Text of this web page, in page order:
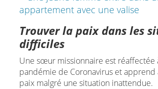
Trouver la paix dans les
difficiles
Une sœur missionnaire est réaffectée
pandémie de Coronavirus et apprend
paix malgré une situation inattendue.